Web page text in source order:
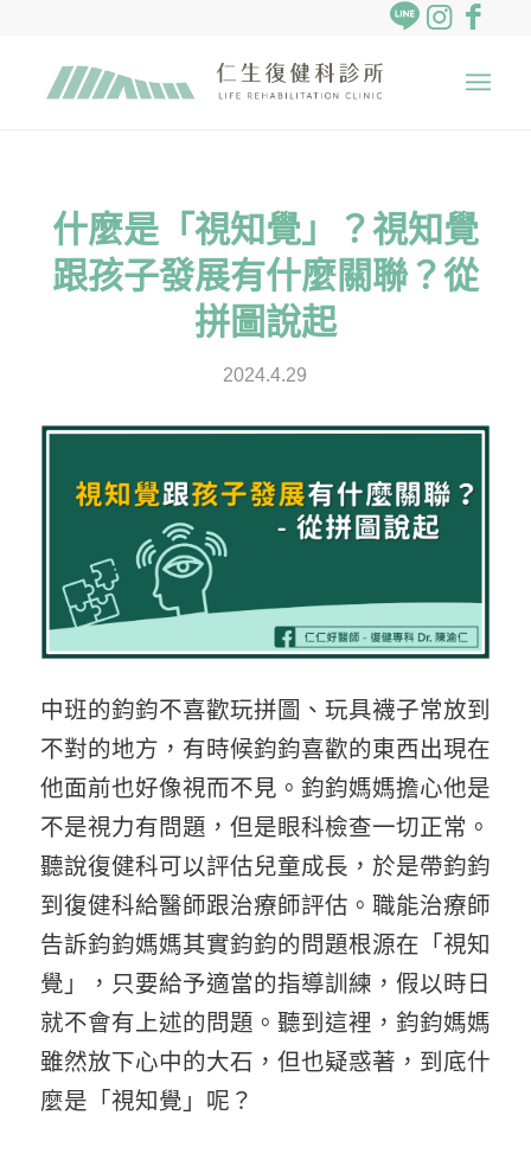
什麼是「視知覺」？視知覺
跟孩子發展有什麼關聯？從
拼圖說起
2024.4.29
中班的鈞鈞不喜歡玩拼圖、玩具襪子常放到
不對的地方，有時候鈞鈞喜歡的東西出現在
他面前也好像視而不見。鈞鈞媽媽擔心他是
不是視力有問題，但是眼科檢查一切正常。
聽說復健科可以評估兒童成長，於是帶鈞鈞
到復健科給醫師跟治療師評估。職能治療師
告訴鈞鈞媽媽其實鈞鈞的問題根源在「視知
覺」，只要給予適當的指導訓練，假以時日
就不會有上述的問題。聽到這裡，鈞鈞媽媽
雖然放下心中的大石，但也疑惑著，到底什
麼是「視知覺」呢？